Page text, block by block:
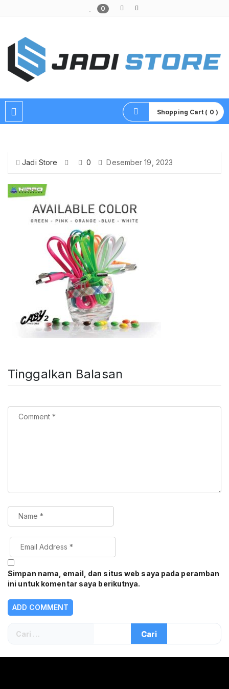
0
Shopping Cart ( 0 )
Jadi Store 0 Desember 19, 2023
Tinggalkan Balasan
Simpan nama, email, dan situs web saya pada peramban
ini untuk komentar saya berikutnya.
Cari
untuk: